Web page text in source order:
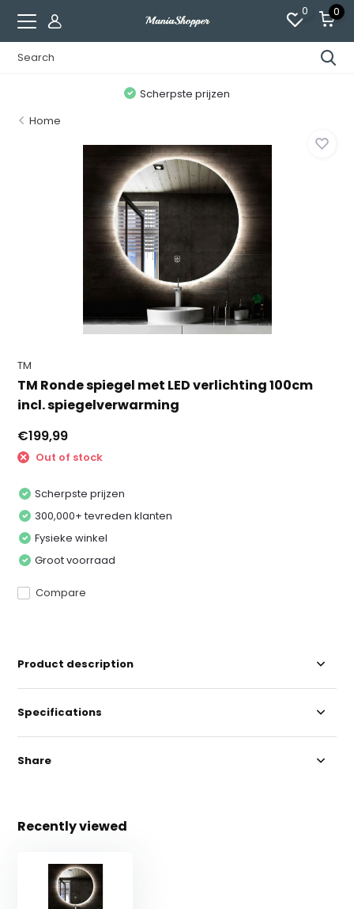
0 0
Scherpste prijzen
Home
TM
TM Ronde spiegel met LED verlichting 100cm
incl. spiegelverwarming
€199,99
Out of stock
Scherpste prijzen
300,000+ tevreden klanten
Fysieke winkel
Groot voorraad
Compare
Product description
Specifications
Share
Recently viewed